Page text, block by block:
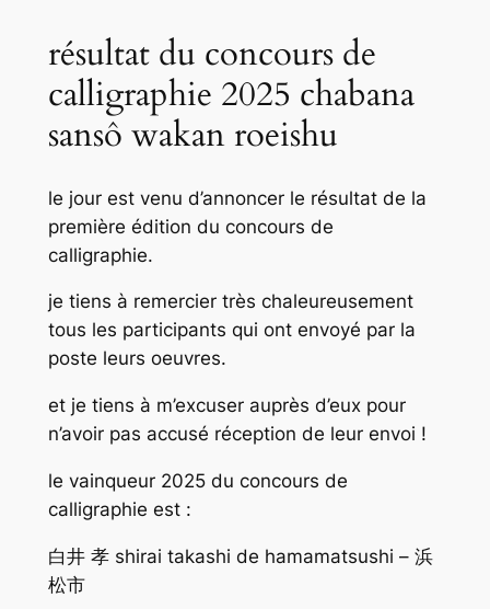
résultat du concours de
calligraphie 2025 chabana
sansô wakan roeishu
le jour est venu d’annoncer le résultat de la
première édition du concours de
calligraphie.
je tiens à remercier très chaleureusement
tous les participants qui ont envoyé par la
poste leurs oeuvres.
et je tiens à m’excuser auprès d’eux pour
n’avoir pas accusé réception de leur envoi !
le vainqueur 2025 du concours de
calligraphie est :
白井 孝 shirai takashi de hamamatsushi – 浜
松市